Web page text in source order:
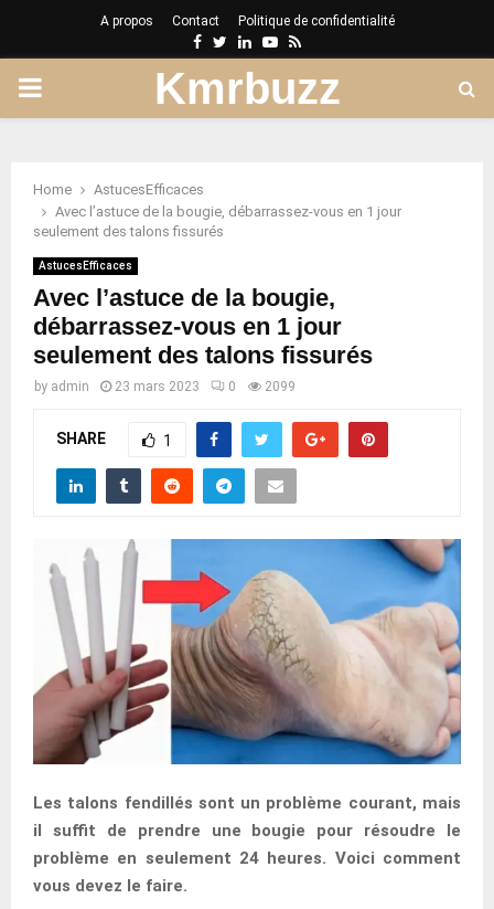
A propos Contact Politique de confidentialité
Facebook
Twitter
LinkedinYoutube
Rss
PRIMARY
Kmrbuzz
Home
AstucesEfficaces
Avec l’astuce de la bougie, débarrassez-vous en 1 jour
seulement des talons fissurés
AstucesEfficaces
Avec l’astuce de la bougie,
débarrassez-vous en 1 jour
seulement des talons fissurés
by admin 23 mars 2023 0 2099
SHARE 1
Les talons fendillés sont un problème courant, mais
il suffit de prendre une bougie pour résoudre le
problème en seulement 24 heures. Voici comment
vous devez le faire.